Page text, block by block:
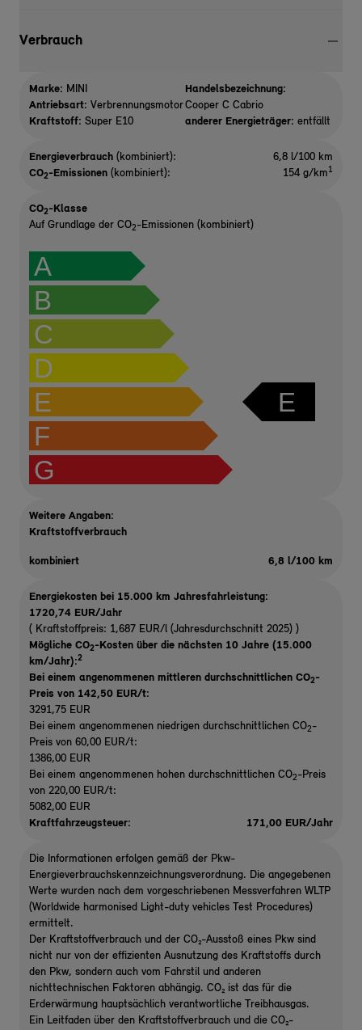
Verbrauch
Marke: MINI
Antriebsart: Verbrennungsmotor
Kraftstoff: Super E10
Handelsbezeichnung:
Cooper C Cabrio
anderer Energieträger: entfällt
Energieverbrauch (kombiniert):
6,8 l/100 km
CO2-Emissionen (kombiniert): 154 g/km1
CO2-Klasse
Auf Grundlage der CO2-Emissionen (kombiniert)
A
B
C
D
E
F
G
E
Weitere Angaben:
Kraftstoffverbrauch
kombiniert 6,8 l/100 km
Energiekosten bei 15.000 km Jahresfahrleistung:
1720,74 EUR/Jahr
( Kraftstoffpreis: 1,687 EUR/l (Jahresdurchschnitt 2025) )
Mögliche CO2-Kosten über die nächsten 10 Jahre (15.000
km/Jahr):2
Bei einem angenommenen mittleren durchschnittlichen CO2-
Preis von 142,50 EUR/t:
3291,75 EUR
Bei einem angenommenen niedrigen durchschnittlichen CO2-
Preis von 60,00 EUR/t:
1386,00 EUR
Bei einem angenommenen hohen durchschnittlichen CO2-Preis
von 220,00 EUR/t:
5082,00 EUR
Kraftfahrzeugsteuer:
171,00 EUR/Jahr
Die Informationen erfolgen gemäß der Pkw-
Energieverbrauchskennzeichnungsverordnung. Die angegebenen
Werte wurden nach dem vorgeschriebenen Messverfahren WLTP
(Worldwide harmonised Light-duty vehicles Test Procedures)
ermittelt.
Der Kraftstoffverbrauch und der CO₂-Ausstoß eines Pkw sind
nicht nur von der effizienten Ausnutzung des Kraftstoffs durch
den Pkw, sondern auch vom Fahrstil und anderen
nichttechnischen Faktoren abhängig. CO₂ ist das für die
Erderwärmung hauptsächlich verantwortliche Treibhausgas.
Ein Leitfaden über den Kraftstoffverbrauch und die CO₂-